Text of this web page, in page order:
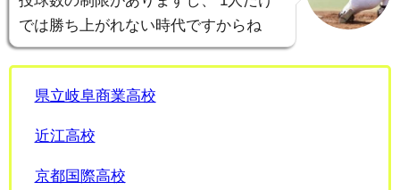
では勝ち上がれない時代ですからね
県立岐阜商業高校
近江高校
京都国際高校